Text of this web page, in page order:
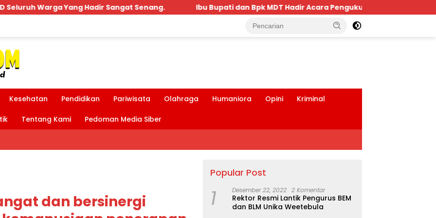
Ibu Bupati dan Bpk MDT Hadir Acara Pengukuhan Keluarga Bima Dompu Tingkatkan
Kesehatan Pendidikan Pariwisata Olahraga Humaniora Opini Kriminal
Tentang Kami Pedoman Media Siber
dan bersinergi
Popular Post
1 Desember 22, 2022 2 Komentar
Rektor Resmi Lantik Pengurus BEM
dan BLM Unika Weetebula